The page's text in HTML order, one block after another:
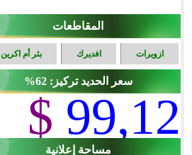
المقاطعات
ازويرات افديرك بئر أم اكرين
سعر الحديد تركيز: 62%
99,12
$
مساحة إعلانية